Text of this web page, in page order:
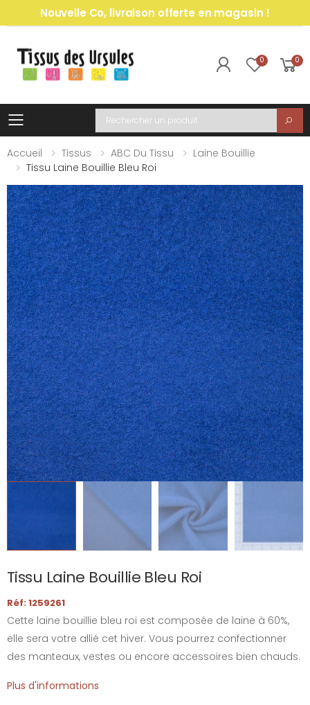
Nouvelle Co, livraison offerte en magasin !
0 0
Toggle mobile menu
Recherche
Accueil
Tissus ABC Du Tissu
Laine Bouillie
Tissu Laine Bouillie Bleu Roi
Tissu Laine Bouillie Bleu Roi
Réf: 1259261
Cette laine bouillie bleu roi est composée de laine à 60%,
elle sera votre allié cet hiver. Vous pourrez confectionner
des manteaux, vestes ou encore accessoires bien chauds.
Plus d'informations